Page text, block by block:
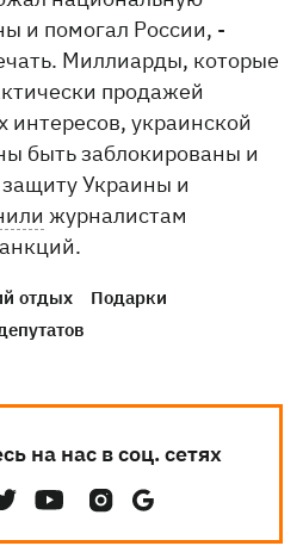
и помогал России, -
Миллиарды, которые
продажей
интересов, украинской
быть заблокированы и
Украины и
журналистам
отдых
Подарки
на нас в соц. сетях